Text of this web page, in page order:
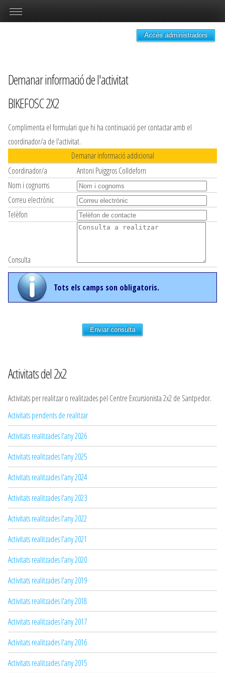
Accés administradors
Demanar informació de l'activitat
BIKEFOSC 2X2
Complimenta el formulari que hi ha continuació per contactar amb el
coordinador/a de l'activitat.
Demanar informació addicional
Coordinador/a
Antoni Puiggros Colldeforn
Nom i cognoms
Correu electrònic
Telèfon
Consulta
Tots els camps son obligatoris.
Enviar consulta
Activitats del 2x2
Activitats per realitzar o realitzades pel Centre Excursionista 2x2 de Santpedor.
Activitats pendents de realitzar
Activitats realitzades l'any 2026
Activitats realitzades l'any 2025
Activitats realitzades l'any 2024
Activitats realitzades l'any 2023
Activitats realitzades l'any 2022
Activitats realitzades l'any 2021
Activitats realitzades l'any 2020
Activitats realitzades l'any 2019
Activitats realitzades l'any 2018
Activitats realitzades l'any 2017
Activitats realitzades l'any 2016
Activitats realitzades l'any 2015